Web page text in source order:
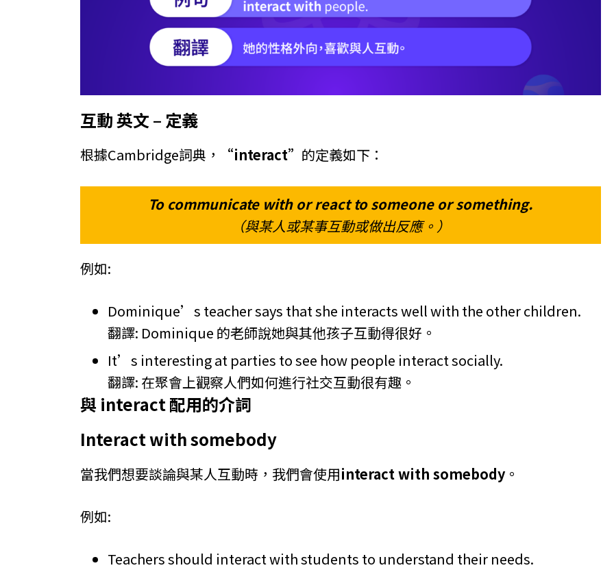
互動 英文 – 定義
根據Cambridge詞典， “interact” 的定義如下：
To communicate with or react to someone or something.
（與某人或某事互動或做出反應。）
例如:
Dominique’s teacher says that she interacts well with the other children.
翻譯: Dominique 的老師說她與其他孩子互動得很好。
It’s interesting at parties to see how people interact socially.
翻譯: 在聚會上觀察人們如何進行社交互動很有趣。
與 interact 配用的介詞
Interact with somebody
當我們想要談論與某人互動時，我們會使用interact with somebody 。
例如:
Teachers should interact with students to understand their needs.